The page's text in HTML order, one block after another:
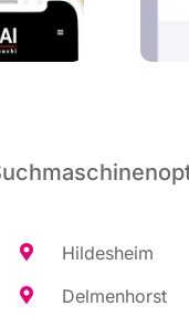
Hil­des­heim
Del­men­horst